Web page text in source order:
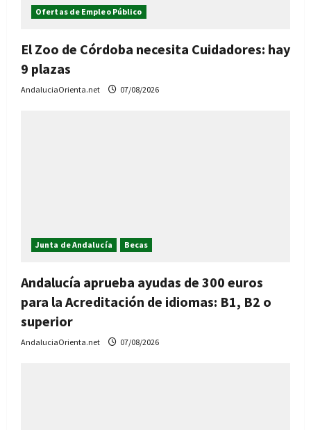
Ofertas de Empleo Público
El Zoo de Córdoba necesita Cuidadores: hay
9 plazas
AndaluciaOrienta.net 07/08/2026
Junta de Andalucía Becas
Andalucía aprueba ayudas de 300 euros
para la Acreditación de idiomas: B1, B2 o
superior
AndaluciaOrienta.net 07/08/2026